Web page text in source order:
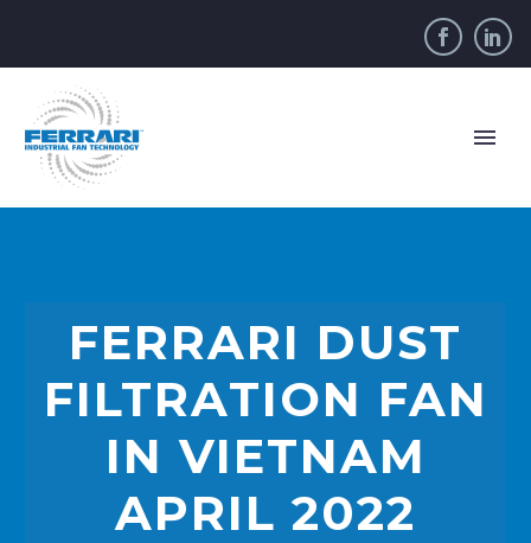
FERRARI DUST
FILTRATION FAN
IN VIETNAM
APRIL 2022